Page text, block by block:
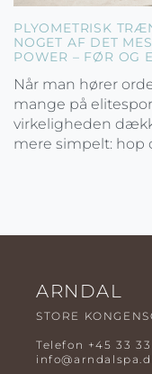
PLYOMETRISK
NOGET AF DET
POWER – FØR OG
Når man hører
mange på
virkeligheden
mere simpelt: hop
ARNDAL
STORE
Telefon +45 33